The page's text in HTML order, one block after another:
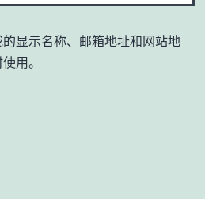
显示名称、邮箱地址和网站地
用。